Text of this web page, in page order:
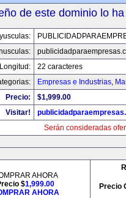
de este dominio lo
Longitud:
22 caracteres
Empresas e Industrias,
Precio:
$1,999.00
Visitar!
Serán consideradas
AHORA
$1,999.00
AHORA
Precio